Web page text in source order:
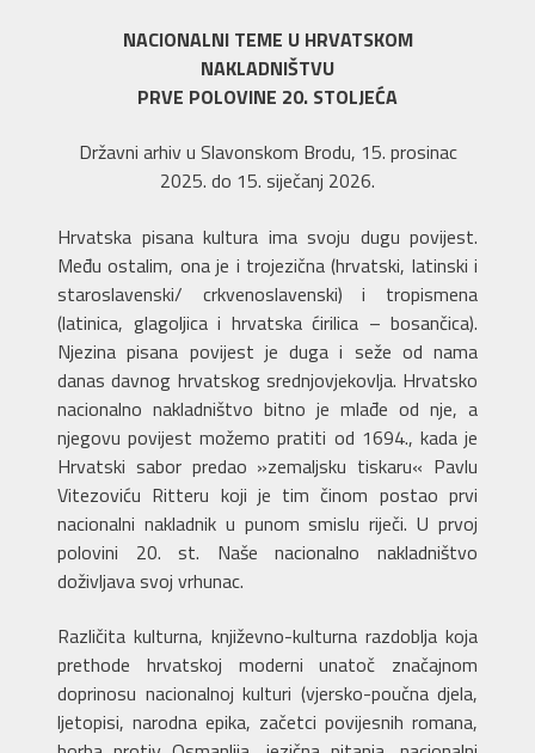
NACIONALNI TEME U HRVATSKOM
NAKLADNIŠTVU
PRVE POLOVINE 20. STOLJEĆA
Državni arhiv u Slavonskom Brodu, 15. prosinac
2025. do 15. siječanj 2026.
Hrvatska pisana kultura ima svoju dugu povijest.
Među ostalim, ona je i trojezična (hrvatski, latinski i
staroslavenski/ crkvenoslavenski) i tropismena
(latinica, glagoljica i hrvatska ćirilica – bosančica).
Njezina pisana povijest je duga i seže od nama
danas davnog hrvatskog srednjovjekovlja. Hrvatsko
nacionalno nakladništvo bitno je mlađe od nje, a
njegovu povijest možemo pratiti od 1694., kada je
Hrvatski sabor predao »zemaljsku tiskaru« Pavlu
Vitezoviću Ritteru koji je tim činom postao prvi
nacionalni nakladnik u punom smislu riječi. U prvoj
polovini 20. st. Naše nacionalno nakladništvo
doživljava svoj vrhunac.
Različita kulturna, književno-kulturna razdoblja koja
prethode hrvatskoj moderni unatoč značajnom
doprinosu nacionalnoj kulturi (vjersko-poučna djela,
ljetopisi, narodna epika, začetci povijesnih romana,